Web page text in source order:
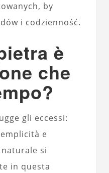
by
i codzienność.
è
che
gli eccessi:
e
si
in questa